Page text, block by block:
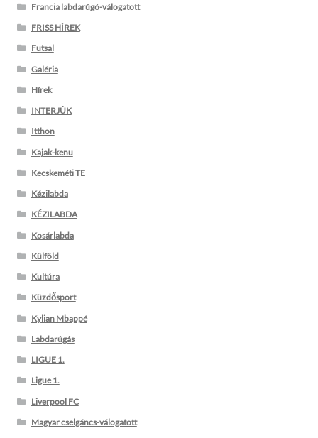
Francia labdarúgó-válogatott
FRISS HÍREK
Futsal
Galéria
Hírek
INTERJÚK
Itthon
Kajak-kenu
Kecskeméti TE
Kézilabda
KÉZILABDA
Kosárlabda
Külföld
Kultúra
Küzdősport
Kylian Mbappé
Labdarúgás
LIGUE 1.
Ligue 1.
Liverpool FC
Magyar cselgáncs-válogatott